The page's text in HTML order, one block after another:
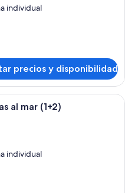
individual
precios y disponibilidad
de hotel con cama, una
al mar (1+2)
individual